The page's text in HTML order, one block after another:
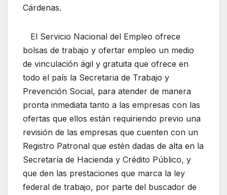
Cárdenas.
El Servicio Nacional del Empleo ofrece
bolsas de trabajo y ofertar empleo un medio
de vinculación ágil y gratuita que ofrece en
todo el país la Secretaria de Trabajo y
Prevención Social, para atender de manera
pronta inmediata tanto a las empresas con las
ofertas que ellos están requiriendo previo una
revisión de las empresas que cuenten con un
Registro Patronal que estén dadas de alta en la
Secretaría de Hacienda y Crédito Público, y
que den las prestaciones que marca la ley
federal de trabajo, por parte del buscador de